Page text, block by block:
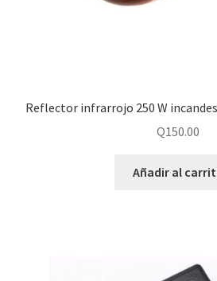
Reflector infrarrojo 250 W
Q150.00
Añadir al